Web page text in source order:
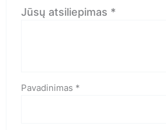
Jūsų atsiliepimas *
Pavadinimas *